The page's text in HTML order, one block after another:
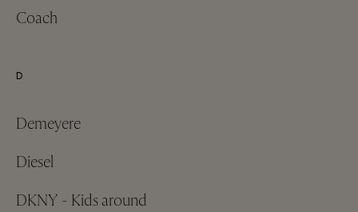
Coach
D
Demeyere
Diesel
DKNY - Kids around